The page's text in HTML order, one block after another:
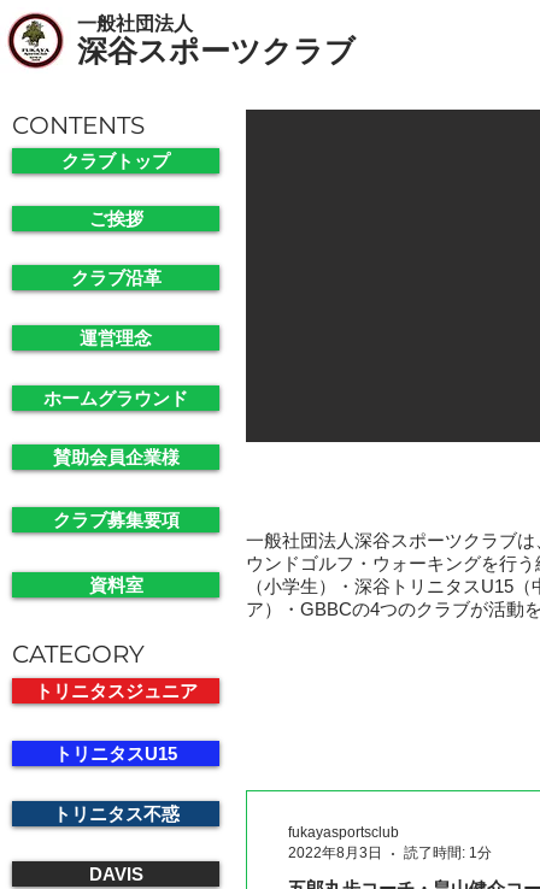
一般社団法人
​深谷スポーツクラブ
CONTENTS
クラブトップ
ご挨拶
クラブ沿革
運営理念
ホームグラウンド
賛助会員企業様
クラブ募集要項
資料室
CATEGORY
トリニタスジュニア
トリニタスU15
トリニタス不惑
DAVIS
一般社団法人深谷スポーツクラブ
ウンドゴルフ・ウォーキングを行
（小学生）・深谷トリニタスU15
ア）・GBBCの4つのクラブが活動
fukayasportsclub
2022年8月3日
読了時間: 1分